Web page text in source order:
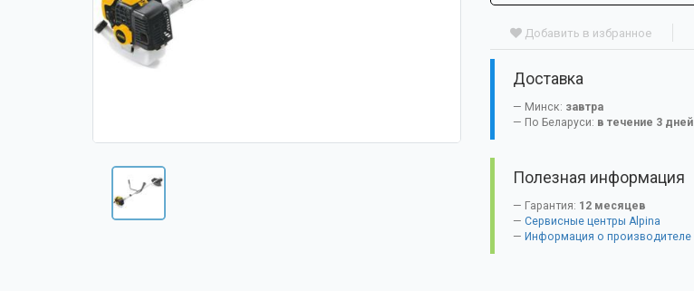
Добавить в избранное
Доставка
Минск: завтра
По Беларуси: в течение 3 дней
Полезная информация
Гарантия: 12 месяцев
Сервисные центры Alpina
Информация о производителе